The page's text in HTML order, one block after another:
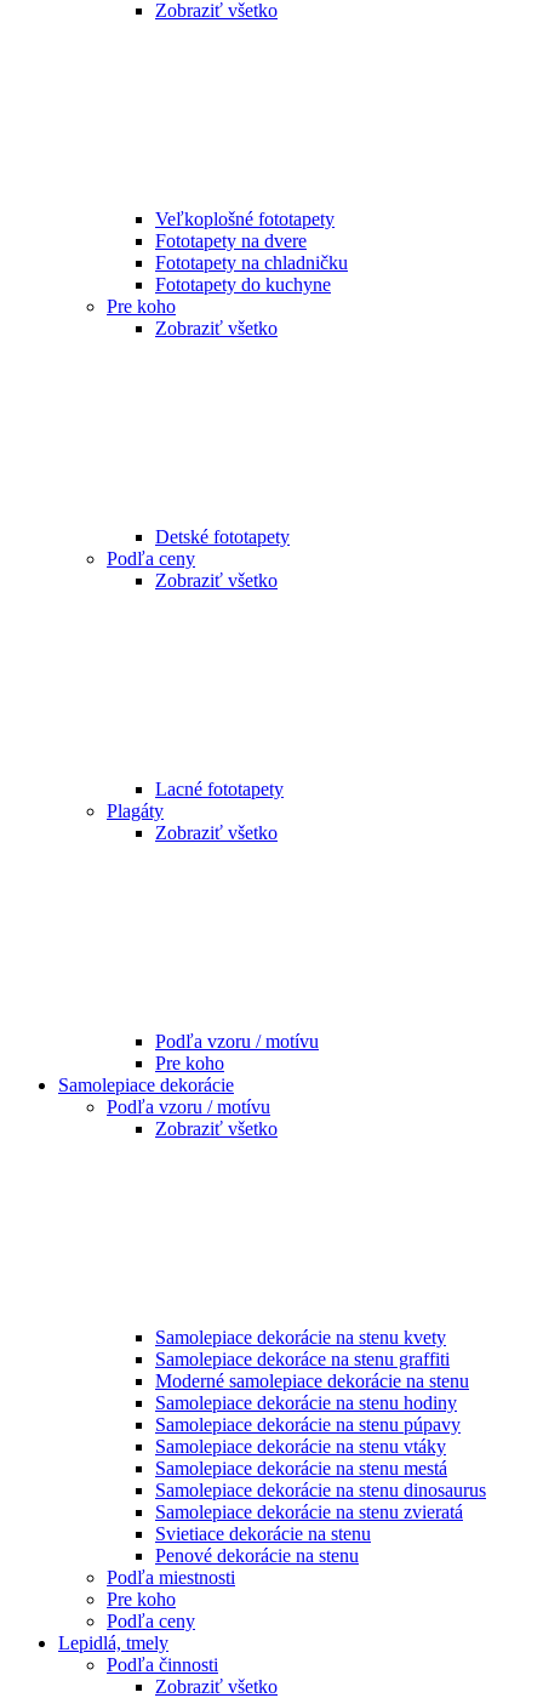
Zobraziť všetko
Veľkoplošné fototapety
Fototapety na dvere
Fototapety na chladničku
Fototapety do kuchyne
Pre koho
Zobraziť všetko
Detské fototapety
Podľa ceny
Zobraziť všetko
Lacné fototapety
Plagáty
Zobraziť všetko
Podľa vzoru / motívu
Pre koho
Samolepiace dekorácie
Podľa vzoru / motívu
Zobraziť všetko
Samolepiace dekorácie na stenu kvety
Samolepiace dekoráce na stenu graffiti
Moderné samolepiace dekorácie na stenu
Samolepiace dekorácie na stenu hodiny
Samolepiace dekorácie na stenu púpavy
Samolepiace dekorácie na stenu vtáky
Samolepiace dekorácie na stenu mestá
Samolepiace dekorácie na stenu dinosaurus
Samolepiace dekorácie na stenu zvieratá
Svietiace dekorácie na stenu
Penové dekorácie na stenu
Podľa miestnosti
Pre koho
Podľa ceny
Lepidlá, tmely
Podľa činnosti
Zobraziť všetko